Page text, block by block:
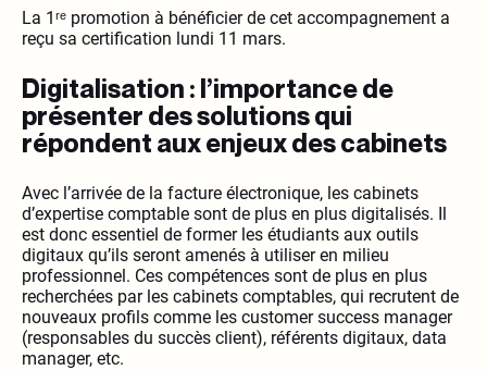
La 1ʳᵉ promotion à bénéficier de cet accompagnement a
reçu sa certification lundi 11 mars.
Digitalisation : l’importance de
présenter des solutions qui
répondent aux enjeux des cabinets
Avec l’arrivée de la facture électronique, les cabinets
d’expertise comptable sont de plus en plus digitalisés. Il
est donc essentiel de former les étudiants aux outils
digitaux qu’ils seront amenés à utiliser en milieu
professionnel. Ces compétences sont de plus en plus
recherchées par les cabinets comptables, qui recrutent de
nouveaux profils comme les customer success manager
(responsables du succès client), référents digitaux, data
manager, etc.